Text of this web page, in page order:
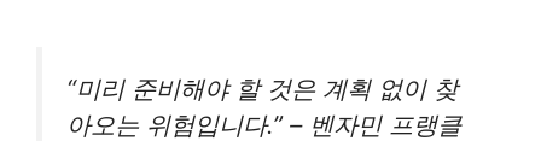
“미리 준비해야 할 것은 계획 없이 찾
아오는 위험입니다.” – 벤자민 프랭클